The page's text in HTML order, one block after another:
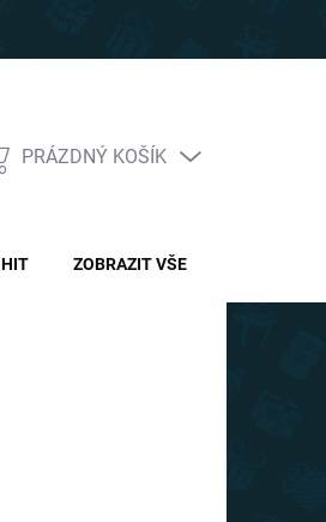
NÁKUPNÍ
PRÁZDNÝ KOŠÍK
HIT ZOBRAZIT VŠE